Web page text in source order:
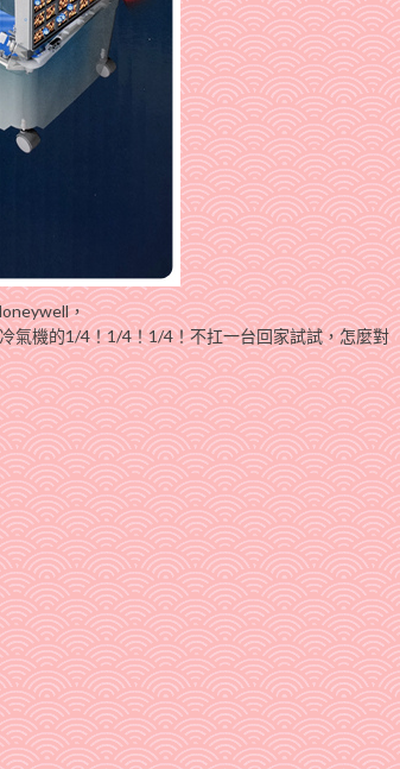
，
氣機的1/4！1/4！1/4！不扛一台回家試試，怎麼對